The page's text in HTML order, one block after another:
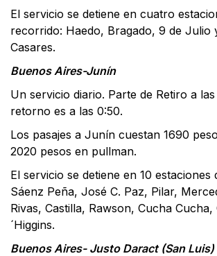
El servicio se detiene en cuatro
recorrido: Haedo, Bragado, 9 de Julio
Casares.
Buenos Aires-Junín
Un servicio diario. Parte de Retiro a las
retorno es a las 0:50.
Los pasajes a Junín cuestan 1690
2020 pesos en pullman.
El servicio se detiene en 10 estaciones
Sáenz Peña, José C. Paz, Pilar,
Rivas, Castilla, Rawson, Cucha
´Higgins.
Buenos Aires- Justo Daract (San Luis)